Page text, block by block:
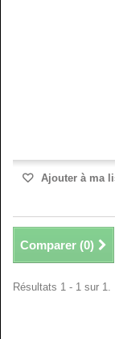
Ajouter à ma
Comparer (0)
Résultats 1 - 1 sur 1.